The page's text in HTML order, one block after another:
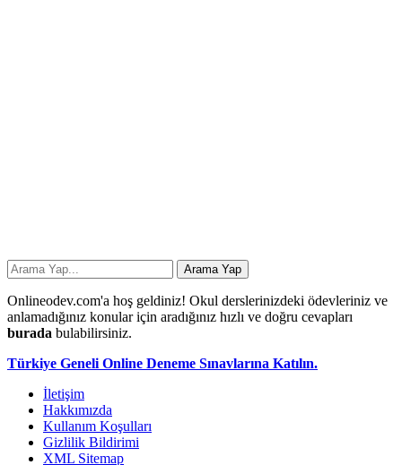
Onlineodev.com'a hoş geldiniz! Okul derslerinizdeki ödevleriniz ve
anlamadığınız konular için aradığınız hızlı ve doğru cevapları
burada bulabilirsiniz.
Türkiye Geneli Online Deneme Sınavlarına Katılın.
İletişim
Hakkımızda
Kullanım Koşulları
Gizlilik Bildirimi
XML Sitemap